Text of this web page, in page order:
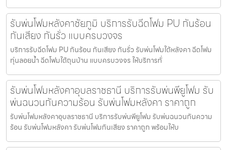
รับพ่นโฟมหลังคาชัยภูมิ บริการรับฉีดโฟม PU กันร้อน
กันเสียง กันรั่ว แบบครบวงจร
บริการรับฉีดโฟม PU กันร้อน กันเสียง กันรั่ว รับพ่นโฟมใต้หลังคา ฉีดโฟม
ทุ่นลอยน้ำ ฉีดโฟมใต้ถุนบ้าน แบบครบวงจร ให้บริการทั่
รับพ่นโฟมหลังคาอุบลราชธานี บริการรับพ่นพียูโฟม รับ
พ่นฉนวนกันความร้อน รับพ่นโฟมหลังคา ราคาถูก
รับพ่นโฟมหลังคาอุบลราชธานี บริการรับพ่นพียูโฟม รับพ่นฉนวนกันความ
ร้อน รับพ่นโฟมหลังคา รับพ่นโฟมกันเสียง ราคาถูก พร้อมให้บ